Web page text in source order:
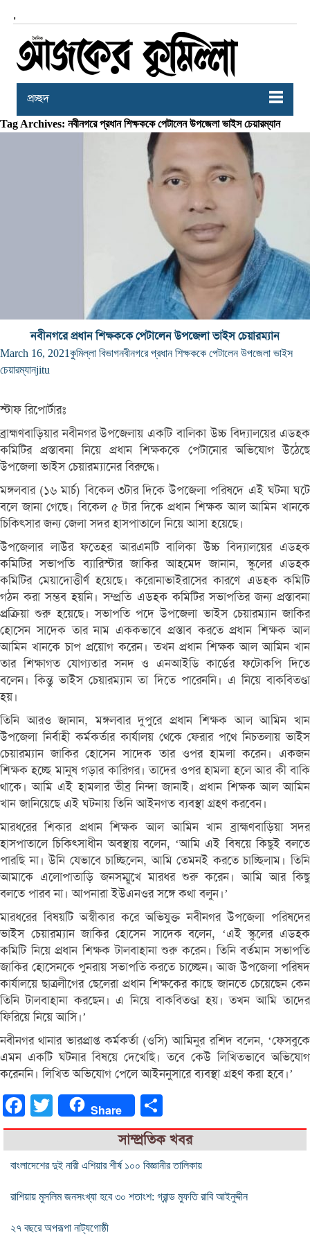
,
প্রচ্ছদ
Tag Archives: নবীনগরে প্রধান শিক্ষককে পেটালেন উপজেলা ভাইস চেয়ারম্যান
নবীনগরে প্রধান শিক্ষককে পেটালেন উপজেলা ভাইস চেয়ারম্যান
March 16, 2021কুমিল্লা বিভাগনবীনগরে প্রধান শিক্ষককে পেটালেন উপজেলা ভাইস
চেয়ারম্যানjitu
স্টাফ রিপোর্টারঃ
ব্রাহ্মণবাড়িয়ার নবীনগর উপজেলায় একটি বালিকা উচ্চ বিদ্যালয়ের এডহক
কমিটির প্রস্তাবনা নিয়ে প্রধান শিক্ষককে পেটানোর অভিযোগ উঠেছে
উপজেলা ভাইস চেয়ারম্যানের বিরুদ্ধে।
মঙ্গলবার (১৬ মার্চ) বিকেল ৩টার দিকে উপজেলা পরিষদে এই ঘটনা ঘটে
বলে জানা গেছে। বিকেল ৫ টার দিকে প্রধান শিক্ষক আল আমিন খানকে
চিকিৎসার জন্য জেলা সদর হাসপাতালে নিয়ে আসা হয়েছে।
উপজেলার লাউর ফতেহর আরএনটি বালিকা উচ্চ বিদ্যালয়ের এডহক
কমিটির সভাপতি ব্যারিস্টার জাকির আহমেদ জানান, স্কুলের এডহক
কমিটির মেয়াদোত্তীর্ণ হয়েছে। করোনাভাইরাসের কারণে এডহক কমিটি
গঠন করা সম্ভব হয়নি। সম্প্রতি এডহক কমিটির সভাপতির জন্য প্রস্তাবনা
প্রক্রিয়া শুরু হয়েছে। সভাপতি পদে উপজেলা ভাইস চেয়ারম্যান জাকির
হোসেন সাদেক তার নাম এককভাবে প্রস্তাব করতে প্রধান শিক্ষক আল
আমিন খানকে চাপ প্রয়োগ করেন। তখন প্রধান শিক্ষক আল আমিন খান
তার শিক্ষাগত যোগ্যতার সনদ ও এনআইডি কার্ডের ফটোকপি দিতে
বলেন। কিন্তু ভাইস চেয়ারম্যান তা দিতে পারেননি। এ নিয়ে বাকবিতণ্ডা
হয়।
তিনি আরও জানান, মঙ্গলবার দুপুরে প্রধান শিক্ষক আল আমিন খান
উপজেলা নির্বাহী কর্মকর্তার কার্যালয় থেকে ফেরার পথে নিচতলায় ভাইস
চেয়ারম্যান জাকির হোসেন সাদেক তার ওপর হামলা করেন। একজন
শিক্ষক হচ্ছে মানুষ গড়ার কারিগর। তাদের ওপর হামলা হলে আর কী বাকি
থাকে। আমি এই হামলার তীব্র নিন্দা জানাই। প্রধান শিক্ষক আল আমিন
খান জানিয়েছে এই ঘটনায় তিনি আইনগত ব্যবস্থা গ্রহণ করবেন।
মারধরের শিকার প্রধান শিক্ষক আল আমিন খান ব্রাহ্মণবাড়িয়া সদর
হাসপাতালে চিকিৎসাধীন অবস্থায় বলেন, ‘আমি এই বিষয়ে কিছুই বলতে
পারছি না। উনি যেভাবে চাচ্ছিলেন, আমি তেমনই করতে চাচ্ছিলাম। তিনি
আমাকে এলোপাতাড়ি জনসম্মুখে মারধর শুরু করেন। আমি আর কিছু
বলতে পারব না। আপনারা ইউএনওর সঙ্গে কথা বলুন।’
মারধরের বিষয়টি অস্বীকার করে অভিযুক্ত নবীনগর উপজেলা পরিষদের
ভাইস চেয়ারম্যান জাকির হোসেন সাদেক বলেন, ‘এই স্কুলের এডহক
কমিটি নিয়ে প্রধান শিক্ষক টালবাহানা শুরু করেন। তিনি বর্তমান সভাপতি
জাকির হোসেনকে পুনরায় সভাপতি করতে চাচ্ছেন। আজ উপজেলা পরিষদ
কার্যালয়ে ছাত্রলীগের ছেলেরা প্রধান শিক্ষকের কাছে জানতে চেয়েছেন কেন
তিনি টালবাহানা করছেন। এ নিয়ে বাকবিতণ্ডা হয়। তখন আমি তাদের
ফিরিয়ে নিয়ে আসি।’
নবীনগর থানার ভারপ্রাপ্ত কর্মকর্তা (ওসি) আমিনুর রশিদ বলেন, ‘ফেসবুকে
এমন একটি ঘটনার বিষয়ে দেখেছি। তবে কেউ লিখিতভাবে অভিযোগ
করেননি। লিখিত অভিযোগ পেলে আইননুসারে ব্যবস্থা গ্রহণ করা হবে।’
FacebookTwitter Share
সাম্প্রতিক খবর
বাংলাদেশের দুই নারী এশিয়ার শীর্ষ ১০০ বিজ্ঞানীর তালিকায়
রাশিয়ায় মুসলিম জনসংখ্যা হবে ৩০ শতাংশ: গ্রান্ড মুফতি রাবি আইনুদ্দীন
২৭ বছরে অপরূপা নাট্যগোষ্ঠী